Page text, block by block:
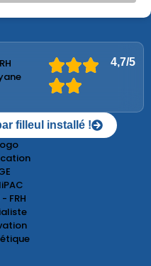
4,7/5
filleul installé !